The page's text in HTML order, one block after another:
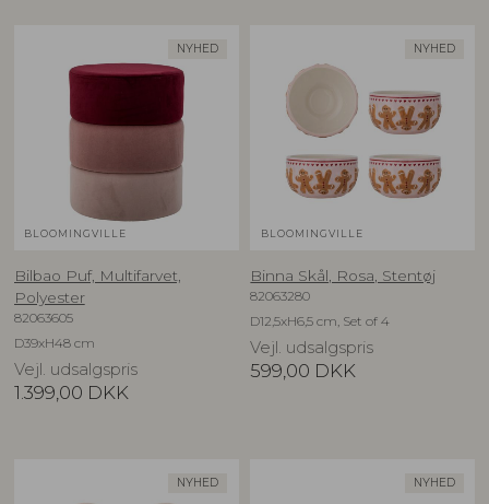
NYHED
BLOOMINGVILLE
Bilbao Puf, Multifarvet,
Polyester
82063605
D39xH48 cm
Vejl. udsalgspris
1.399,00 DKK
NYHED
BLOOMINGVILLE
Binna Skål, Rosa, Stentøj
82063280
D12,5xH6,5 cm, Set of 4
Vejl. udsalgspris
599,00 DKK
NYHED NYHED